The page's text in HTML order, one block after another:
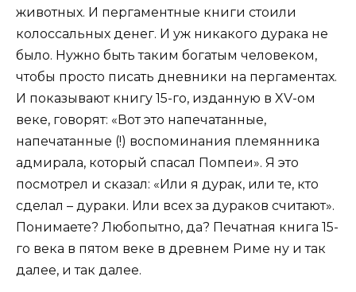
животных. И пергаментные книги стоили
колоссальных денег. И уж никакого дурака не
было. Нужно быть таким богатым человеком,
чтобы просто писать дневники на пергаментах.
И показывают книгу 15-го, изданную в XV-ом
веке, говорят: «Вот это напечатанные,
напечатанные (!) воспоминания племянника
адмирала, который спасал Помпеи». Я это
посмотрел и сказал: «Или я дурак, или те, кто
сделал – дураки. Или всех за дураков считают».
Понимаете? Любопытно, да? Печатная книга 15-
го века в пятом веке в древнем Риме ну и так
далее, и так далее.